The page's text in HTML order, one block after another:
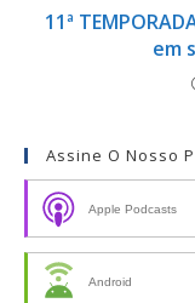
11ª
em
Assine O Nosso
Apple Podcasts
Android